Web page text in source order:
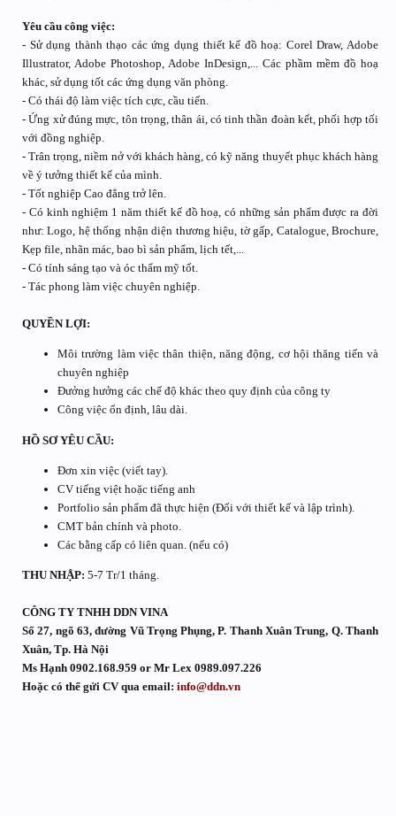
Yêu cầu công việc:
- Sử dụng thành thạo các ứng dụng thiết kế đồ hoạ: Corel Draw, Adobe
Illustrator, Adobe Photoshop, Adobe InDesign,... Các phầm mềm đồ hoạ
khác, sử dụng tốt các ứng dụng văn phòng.
- Có thái độ làm việc tích cực, cầu tiến.
- Ứng xử đúng mực, tôn trọng, thân ái, có tinh thần đoàn kết, phối hợp tối
với đồng nghiệp.
- Trân trọng, niềm nở với khách hàng, có kỹ năng thuyết phục khách hàng
về ý tưởng thiết kế của mình.
- Tốt nghiệp Cao đẳng trở lên.
- Có kinh nghiệm 1 năm thiết kế đồ hoạ, có những sản phẩm được ra đời
như: Logo, hệ thống nhận diện thương hiệu, tờ gấp, Catalogue, Brochure,
Kẹp file, nhãn mác, bao bì sản phẩm, lịch tết,...
- Có tính sáng tạo và óc thẩm mỹ tốt.
- Tác phong làm việc chuyên nghiệp.
QUYỀN LỢI:
Môi trường làm việc thân thiện, năng động, cơ hội thăng tiến và
chuyên nghiệp
Đưởng hưởng các chế độ khác theo quy định của công ty
Công việc ổn định, lâu dài.
HỒ SƠ YÊU CẦU:
Đơn xin việc (viết tay).
CV tiếng việt hoặc tiếng anh
Portfolio sản phẩm đã thực hiện (Đối với thiết kế và lập trình).
CMT bản chính và photo.
Các bằng cấp có liên quan. (nếu có)
THU NHẬP: 5-7 Tr/1 tháng.
CÔNG TY TNHH DDN VINA
Số 27, ngõ 63, đường Vũ Trọng Phụng, P. Thanh Xuân Trung, Q. Thanh
Xuân, Tp. Hà Nội
Ms Hạnh 0902.168.959 or Mr Lex 0989.097.226
Hoặc có thể gửi CV qua email: info@ddn.vn